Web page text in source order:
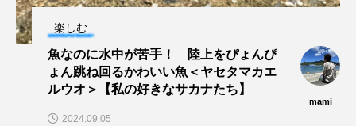
共生
剥製 動物園 化石 北の大地の水族館
楽しむ
魚なのに水中が苦手！ 陸上をぴょんぴ
ょん跳ね回るかわいい魚＜ヤセタマカエ
ルウオ＞【私の好きなサカナたち】
mami
2024.09.05